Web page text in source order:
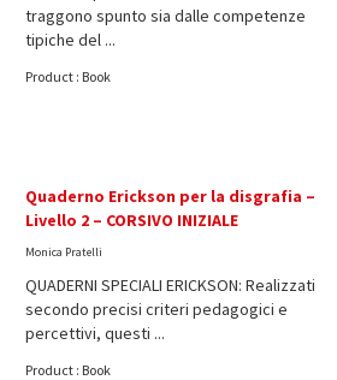
traggono spunto sia dalle competenze
tipiche del ...
Product : Book
Quaderno Erickson per la disgrafia –
Livello 2 – CORSIVO INIZIALE
Monica Pratelli
QUADERNI SPECIALI ERICKSON: Realizzati
secondo precisi criteri pedagogici e
percettivi, questi ...
Product : Book